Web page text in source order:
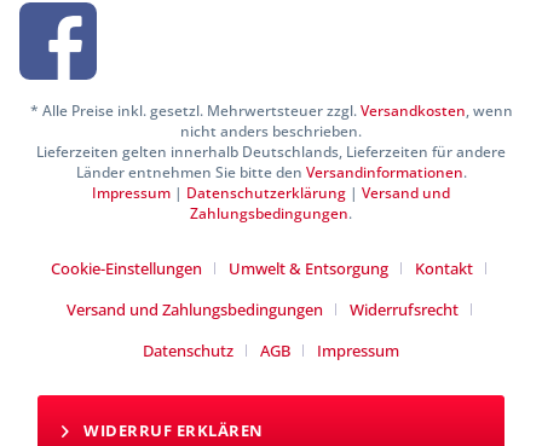
* Alle Preise inkl. gesetzl. Mehrwertsteuer zzgl.Versandkosten, wenn
nicht anders beschrieben.
Lieferzeiten gelten innerhalb Deutschlands, Lieferzeiten für andere
Länder entnehmen Sie bitte den Versandinformationen.
Impressum | Datenschutzerklärung | Versand und
Zahlungsbedingungen.
Cookie-Einstellungen Umwelt & Entsorgung
Kontakt
Versand und Zahlungsbedingungen
Widerrufsrecht
Datenschutz
AGB Impressum
WIDERRUF ERKLÄREN